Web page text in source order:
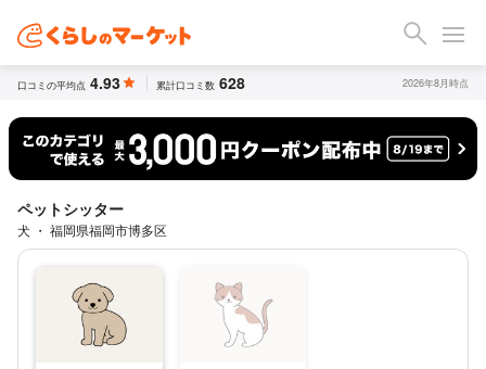
口コミの平均点 4.93 累計口コミ数 628 2026年8月時点
ペットシッター
犬 ・ 福岡県福岡市博多区